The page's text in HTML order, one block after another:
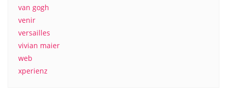
van gogh
venir
versailles
vivian maier
web
xperienz